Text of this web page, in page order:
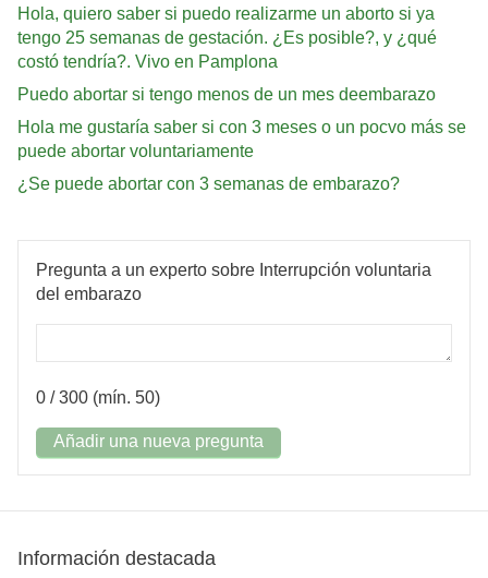
Hola, quiero saber si puedo realizarme un aborto si ya
tengo 25 semanas de gestación. ¿Es posible?, y ¿qué
costó tendría?. Vivo en Pamplona
Puedo abortar si tengo menos de un mes deembarazo
Hola me gustaría saber si con 3 meses o un pocvo más se
puede abortar voluntariamente
¿Se puede abortar con 3 semanas de embarazo?
Pregunta a un experto sobre Interrupción voluntaria
del embarazo
0 / 300 (mín. 50)
Añadir una nueva pregunta
Información destacada